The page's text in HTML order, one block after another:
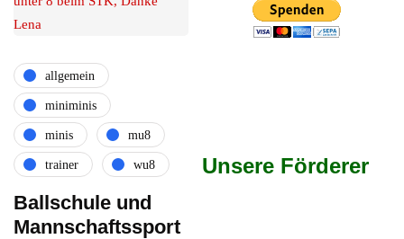
allgemein
miniminis
minis mu8
trainer wu8
Ballschule und
Mannschaftssport
Unsere Förderer